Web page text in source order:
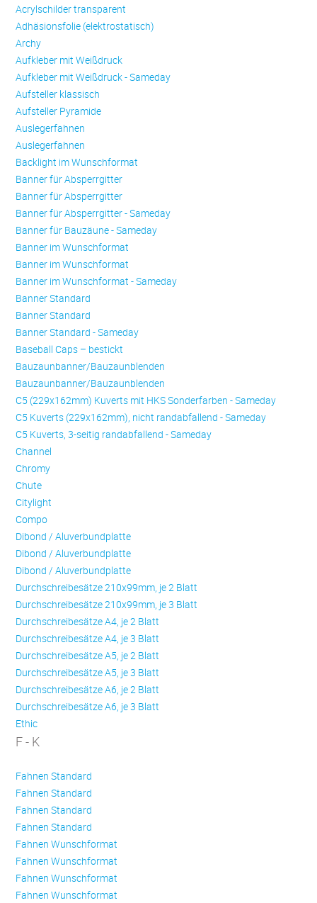
Acrylschilder transparent
Adhäsionsfolie (elektrostatisch)
Archy
Aufkleber mit Weißdruck
Aufkleber mit Weißdruck - Sameday
Aufsteller klassisch
Aufsteller Pyramide
Auslegerfahnen
Auslegerfahnen
Backlight im Wunschformat
Banner für Absperrgitter
Banner für Absperrgitter
Banner für Absperrgitter - Sameday
Banner für Bauzäune - Sameday
Banner im Wunschformat
Banner im Wunschformat
Banner im Wunschformat - Sameday
Banner Standard
Banner Standard
Banner Standard - Sameday
Baseball Caps – bestickt
Bauzaunbanner/Bauzaunblenden
Bauzaunbanner/Bauzaunblenden
C5 (229x162mm) Kuverts mit HKS Sonderfarben - Sameday
C5 Kuverts (229x162mm), nicht randabfallend - Sameday
C5 Kuverts, 3-seitig randabfallend - Sameday
Channel
Chromy
Chute
Citylight
Compo
Dibond / Aluverbundplatte
Dibond / Aluverbundplatte
Dibond / Aluverbundplatte
Durchschreibesätze 210x99mm, je 2 Blatt
Durchschreibesätze 210x99mm, je 3 Blatt
Durchschreibesätze A4, je 2 Blatt
Durchschreibesätze A4, je 3 Blatt
Durchschreibesätze A5, je 2 Blatt
Durchschreibesätze A5, je 3 Blatt
Durchschreibesätze A6, je 2 Blatt
Durchschreibesätze A6, je 3 Blatt
Ethic
F - K
Fahnen Standard
Fahnen Standard
Fahnen Standard
Fahnen Standard
Fahnen Wunschformat
Fahnen Wunschformat
Fahnen Wunschformat
Fahnen Wunschformat